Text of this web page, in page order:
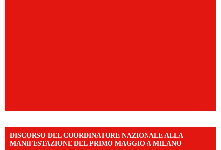
DISCORSO DEL COORDINATORE NAZIONALE ALLA
MANIFESTAZIONE DEL PRIMO MAGGIO A MILANO